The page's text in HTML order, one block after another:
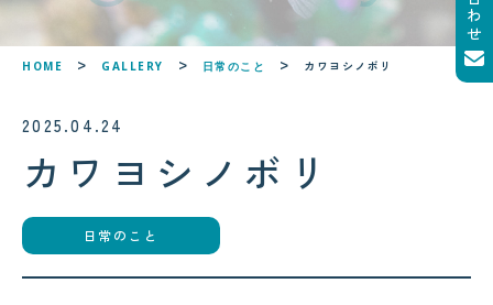
HOME GALLERY 日常のこと カワヨシノボリ
2025.04.24
カワヨシノボリ
日常のこと